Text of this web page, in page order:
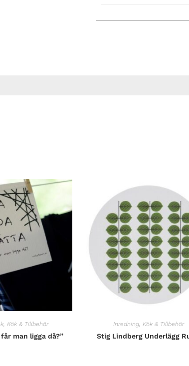
, Kök & Tillbehör
man ligga då?”
Inredning, Kök & Tillbehör
Stig Lindberg Underlägg